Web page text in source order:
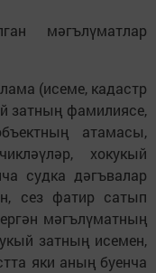
мәгълүматлар
(исеме, кадастр
затның фамилиясе,
атамасы,
хокукый
судка дәгъвалар
сез фатир сатып
мәгълүматның
затның исемен,
яки аның буенча